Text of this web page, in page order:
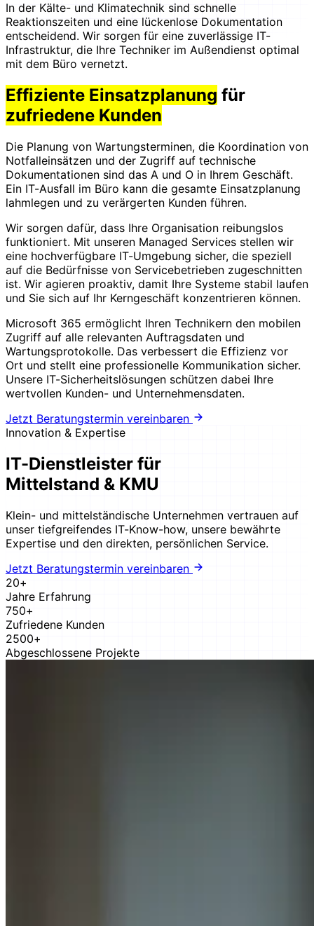
In der Kälte- und Klimatechnik sind schnelle
Reaktionszeiten und eine lückenlose Dokumentation
entscheidend. Wir sorgen für eine zuverlässige IT-
Infrastruktur, die Ihre Techniker im Außendienst optimal
mit dem Büro vernetzt.
Effiziente Einsatzplanung für
zufriedene Kunden
Die Planung von Wartungsterminen, die Koordination von
Notfalleinsätzen und der Zugriff auf technische
Dokumentationen sind das A und O in Ihrem Geschäft.
Ein IT-Ausfall im Büro kann die gesamte Einsatzplanung
lahmlegen und zu verärgerten Kunden führen.
Wir sorgen dafür, dass Ihre Organisation reibungslos
funktioniert. Mit unseren Managed Services stellen wir
eine hochverfügbare IT-Umgebung sicher, die speziell
auf die Bedürfnisse von Servicebetrieben zugeschnitten
ist. Wir agieren proaktiv, damit Ihre Systeme stabil laufen
und Sie sich auf Ihr Kerngeschäft konzentrieren können.
Microsoft 365 ermöglicht Ihren Technikern den mobilen
Zugriff auf alle relevanten Auftragsdaten und
Wartungsprotokolle. Das verbessert die Effizienz vor
Ort und stellt eine professionelle Kommunikation sicher.
Unsere IT-Sicherheitslösungen schützen dabei Ihre
wertvollen Kunden- und Unternehmensdaten.
Jetzt Beratungstermin vereinbaren
Innovation & Expertise
IT-Dienstleister für
Mittelstand & KMU
Klein- und mittelständische Unternehmen vertrauen auf
unser tiefgreifendes IT-Know-how, unsere bewährte
Expertise und den direkten, persönlichen Service.
Jetzt Beratungstermin vereinbaren
20+
Jahre Erfahrung
750+
Zufriedene Kunden
2500+
Abgeschlossene Projekte